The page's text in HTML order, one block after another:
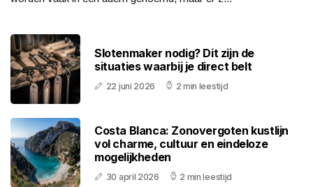
Slotenmaker nodig? Dit zijn de
situaties waarbij je direct belt
22 juni 2026 2 min leestijd
Costa Blanca: Zonovergoten kustlijn
vol charme, cultuur en eindeloze
mogelijkheden
30 april 2026 2 min leestijd